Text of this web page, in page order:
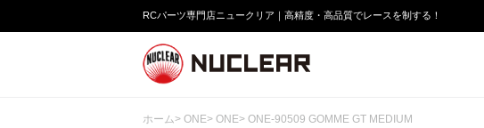
RCパーツ専門店ニュークリア｜高精度・高品質でレースを制する！
ホーム> ONE> ONE> ONE-90509 GOMME GT MEDIUM